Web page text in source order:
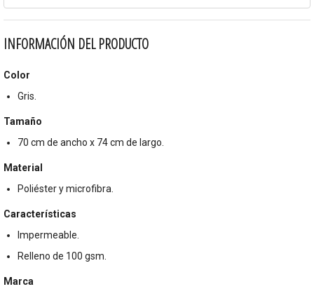
INFORMACIÓN DEL PRODUCTO
Color
Gris.
Tamaño
70 cm de ancho x 74 cm de largo.
Material
Poliéster y microfibra.
Características
Impermeable.
Relleno de 100 gsm.
Marca